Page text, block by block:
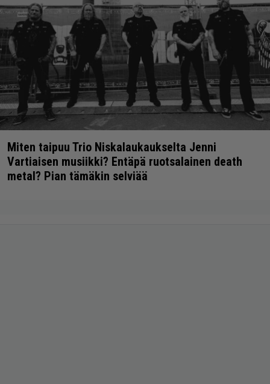
Miten taipuu Trio Niskalaukaukselta Jenni
Vartiaisen musiikki? Entäpä ruotsalainen death
metal? Pian tämäkin selviää